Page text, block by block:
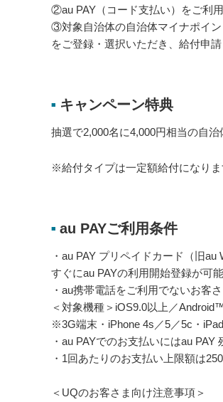
②au PAY（コード支払い）をご利
③対象自治体の自治体マイナポイン
をご登録・選択いただき、給付申
■ キャンペーン特典
抽選で2,000名に4,000円相当の自
※給付タイプは一定額給付になりま
■ au PAYご利用条件
・au PAY プリペイドカード（旧
すぐにau PAYの利用開始登録が可
・au携帯電話をご利用でないお客
＜対象機種＞iOS9.0以上／
※3G端末・iPhone 4s／5／5c・
・au PAYでのお支払いにはau
・1回あたりのお支払い上限額は
＜UQのお客さま向け注意事項＞